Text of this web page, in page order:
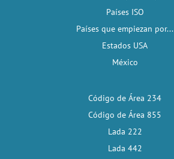
Países ISO
Países que empiezan por...
Estados USA
México
Código de Área 234
Código de Área 855
Lada 222
Lada 442